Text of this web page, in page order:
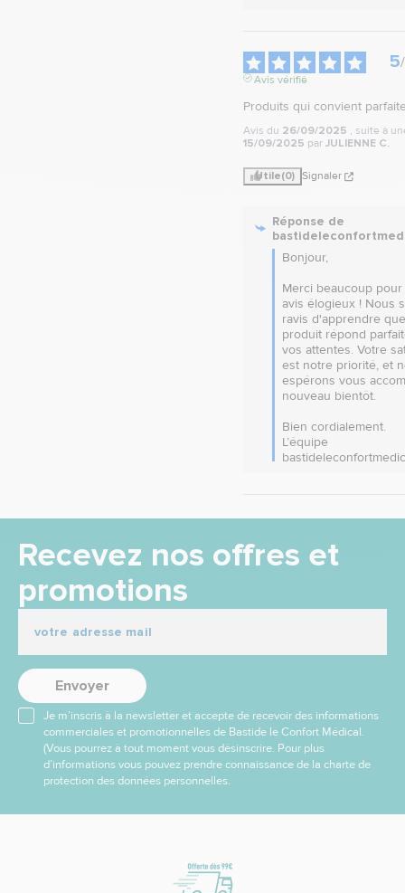
5/
Avis vérifié
Produits qui convient
Avis du 26/09/2025 , suite à
15/09/2025 par JULIENNE C.
Utile(0) Signaler
Réponse de
Bonjour,
Merci beaucoup
avis élogieux ! Nous
ravis d'apprendre
produit répond
vos attentes. Votre
est notre priorité, et
espérons vous
nouveau bientôt.
Bien cordialement.
L’équipe
Recevez nos offres et
promotions
Envoyer
Je m’inscris à la newsletter et accepte de recevoir des informations
commerciales et promotionnelles de Bastide le Confort Médical.
(Vous pourrez à tout moment vous désinscrire. Pour plus
d’informations vous pouvez prendre connaissance de la charte de
protection des données personnelles.